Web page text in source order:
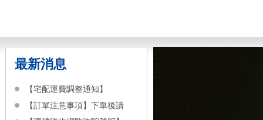
最新消息
【宅配運費調整通知】
【訂單注意事項】下單後請